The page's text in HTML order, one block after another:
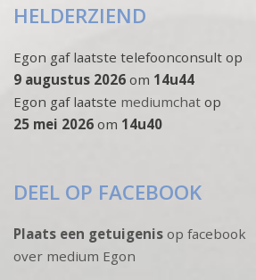
HELDERZIEND
Egon gaf laatste telefoonconsult op
9 augustus 2026 om 14u44
Egon gaf laatste mediumchat op
25 mei 2026 om 14u40
DEEL OP FACEBOOK
Plaats een getuigenis op facebook
over medium Egon